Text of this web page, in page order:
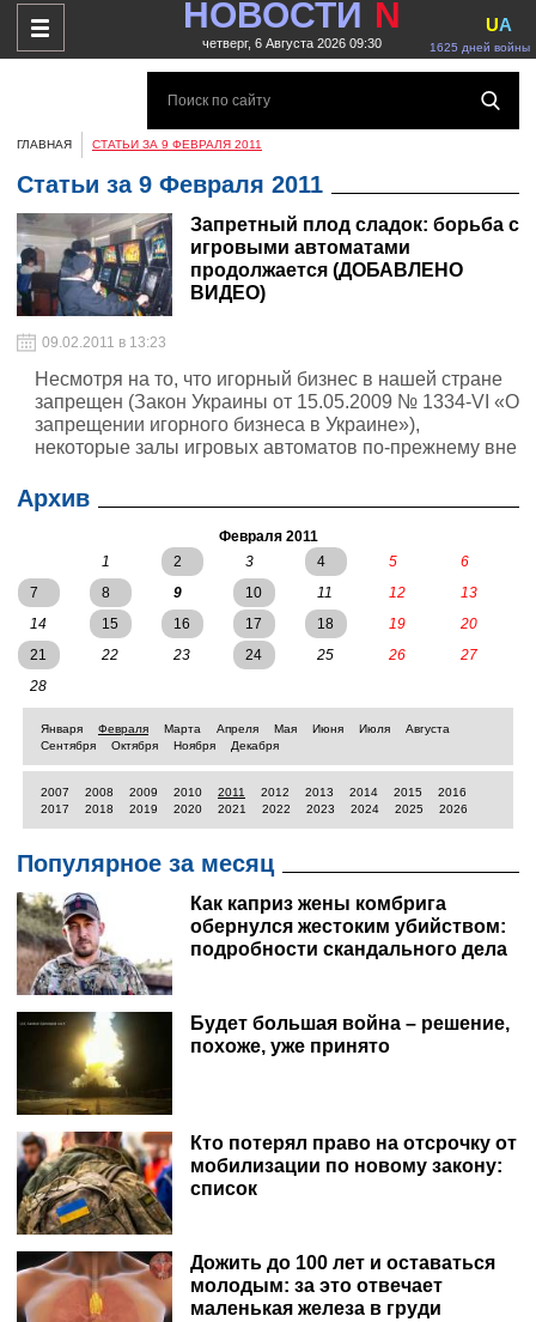
НОВОСТИ N
четверг, 6 Августа 2026 09:30 1625 дней войны
UA
ГЛАВНАЯ СТАТЬИ ЗА 9 ФЕВРАЛЯ 2011
Статьи за 9 Февраля 2011
Запретный плод сладок: борьба с
игровыми автоматами
продолжается (ДОБАВЛЕНО
ВИДЕО)
09.02.2011 в 13:23
Несмотря на то, что игорный бизнес в нашей стране
запрещен (Закон Украины от 15.05.2009 № 1334-VI «О
запрещении игорного бизнеса в Украине»),
некоторые залы игровых автоматов по-прежнему вне
законодательство, продолжают работать.
Архив
Февраля 2011
1
2 3 4 5
6
7
8 9 10 11 12
13
14
15 16 17 18 19
20
21
22 23 24 25 26
27
28
Января Февраля Марта Апреля Мая Июня Июля
Августа
Сентября
Октября Ноября Декабря
2007 2008 2009 2010 2011 2012 2013 2014 2015
2016
2017
2018 2019 2020 2021 2022 2023 2024 2025 2026
Популярное за месяц
Как каприз жены комбрига
обернулся жестоким убийством:
подробности скандального дела
Будет большая война – решение,
похоже, уже принято
Кто потерял право на отсрочку от
мобилизации по новому закону:
список
Дожить до 100 лет и оставаться
молодым: за это отвечает
маленькая железа в груди